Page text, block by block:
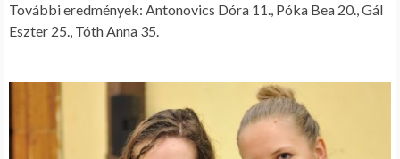
További eredmények: Antonovics Dóra 11., Póka Bea 20., Gál
Eszter 25., Tóth Anna 35.